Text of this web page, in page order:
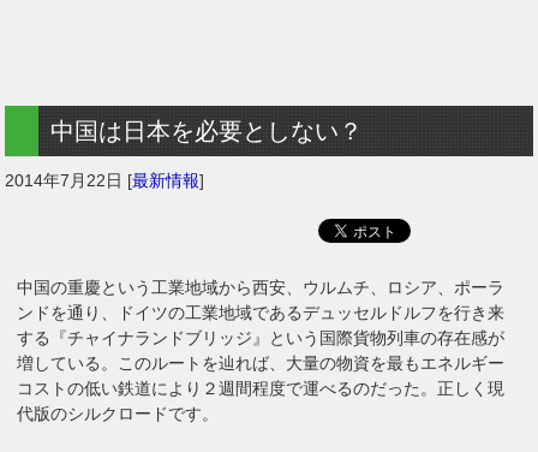
中国は日本を必要としない？
2014年7月22日 [最新情報]
中国の重慶という工業地域から西安、ウルムチ、ロシア、ポーラ
ンドを通り、ドイツの工業地域であるデュッセルドルフを行き来
する『チャイナランドブリッジ』という国際貨物列車の存在感が
増している。このルートを辿れば、大量の物資を最もエネルギー
コストの低い鉄道により２週間程度で運べるのだった。正しく現
代版のシルクロードです。